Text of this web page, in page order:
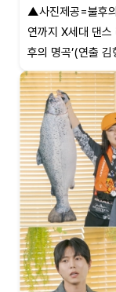
▲사진제공=불후의
연까지 X세대 댄스
후의 명곡’(연출